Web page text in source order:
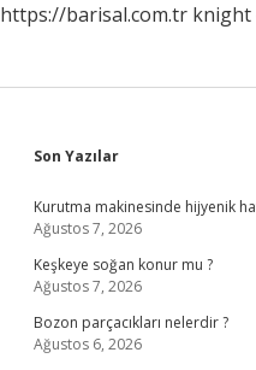
https://barisal.com.tr knight
Sidebar
Son Yazılar
Kurutma makinesinde hijyenik
Ağustos 7, 2026
Keşkeye soğan konur mu ?
Ağustos 7, 2026
Bozon parçacıkları nelerdir ?
Ağustos 6, 2026